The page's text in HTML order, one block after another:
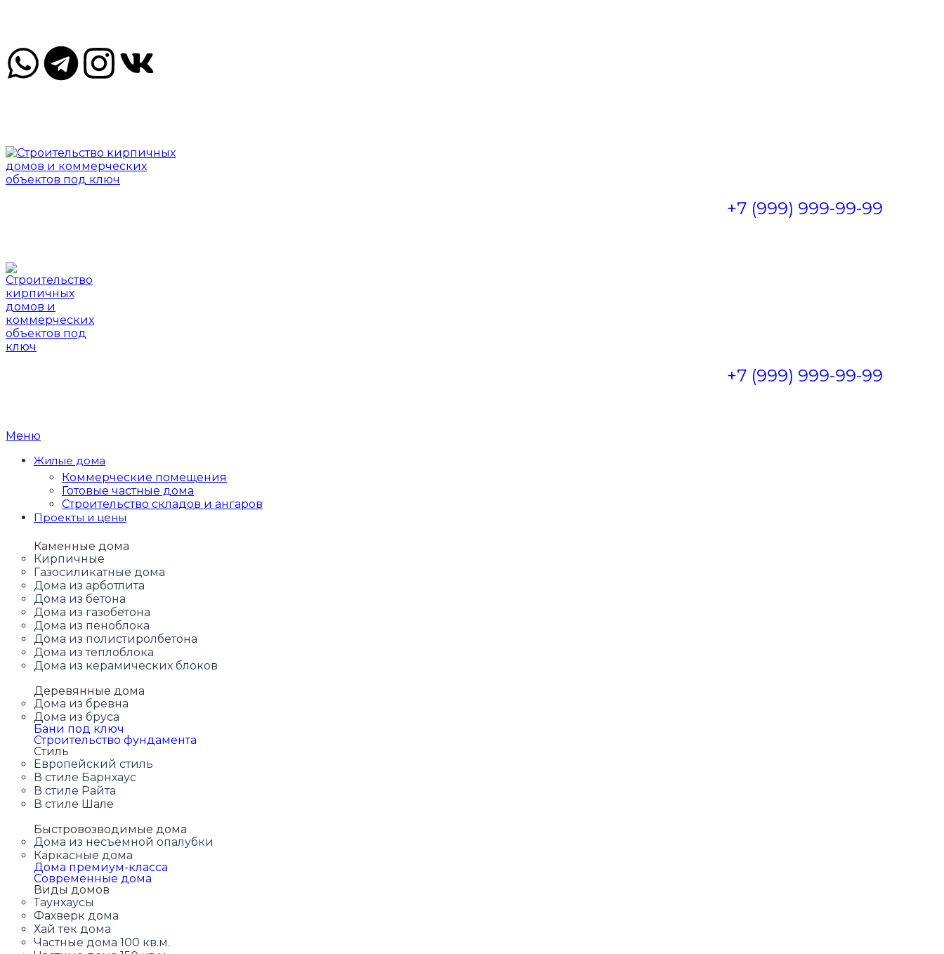
+7 (999) 999-99-99
+7 (999) 999-99-99
Меню
Жилые дома
Коммерческие помещения
Готовые частные дома
Строительство складов и ангаров
Проекты и цены
Каменные дома
Кирпичные
Газосиликатные дома
Дома из арботлита
Дома из бетона
Дома из газобетона
Дома из пеноблока
Дома из полистиролбетона
Дома из теплоблока
Дома из керамических блоков
Деревянные дома
Дома из бревна
Дома из бруса
Бани под ключ
Строительство фундамента
Стиль
Европейский стиль
В стиле Барнхаус
В стиле Райта
В стиле Шале
Быстровозводимые дома
Дома из несъёмной опалубки
Каркасные дома
Дома премиум-класса
Современные дома
Виды домов
Таунхаусы
Фахверк дома
Хай тек дома
Частные дома 100 кв.м.